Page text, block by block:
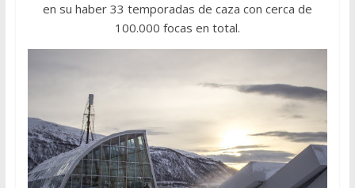
en su haber 33 temporadas de caza con cerca de
100.000 focas en total.